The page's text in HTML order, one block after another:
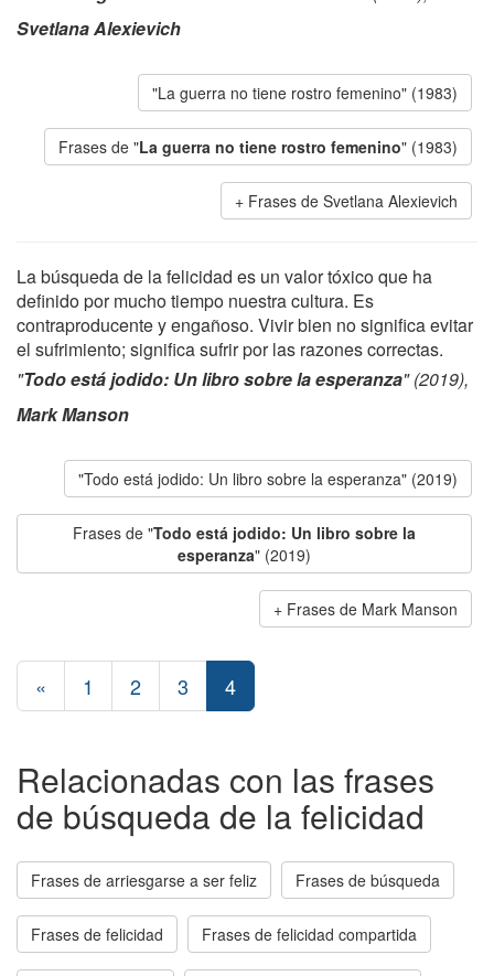
Svetlana Alexievich
"La guerra no tiene rostro femenino" (1983)
Frases de "La guerra no tiene rostro femenino" (1983)
Frases de Svetlana Alexievich
La búsqueda de la felicidad es un valor tóxico que ha
definido por mucho tiempo nuestra cultura. Es
contraproducente y engañoso. Vivir bien no significa evitar
el sufrimiento; significa sufrir por las razones correctas.
"Todo está jodido: Un libro sobre la esperanza" (2019),
Mark Manson
"Todo está jodido: Un libro sobre la esperanza" (2019)
Frases de "Todo está jodido: Un libro sobre la
esperanza" (2019)
Frases de Mark Manson
« 1 2 3 4
Relacionadas con las frases
de búsqueda de la felicidad
Frases de arriesgarse a ser feliz Frases de búsqueda
Frases de felicidad Frases de felicidad compartida